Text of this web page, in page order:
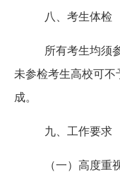
八、考生体检
所有考生均须
未参检考生高校可
成。
九、工作要求
（一）高度重